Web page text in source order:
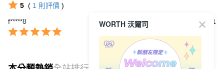
5 ( 1 則評價 )
f*****8
2026/07/31
WORTH 沃爾司